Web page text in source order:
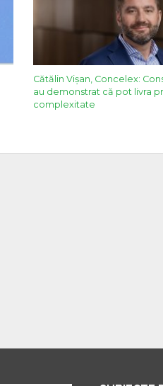
Cătălin Vișan, Concelex:
au demonstrat că pot livra
complexitate